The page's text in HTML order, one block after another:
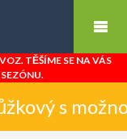
TĚŠÍME SE NA VÁS
s